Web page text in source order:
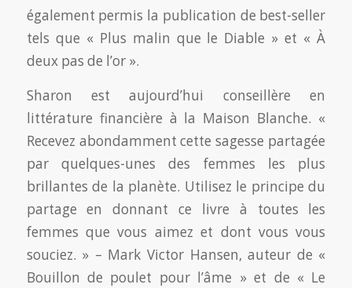
également permis la publication de best-seller
tels que « Plus malin que le Diable » et « À
deux pas de l’or ».
Sharon est aujourd’hui conseillère en
littérature financière à la Maison Blanche. «
Recevez abondamment cette sagesse partagée
par quelques-unes des femmes les plus
brillantes de la planète. Utilisez le principe du
partage en donnant ce livre à toutes les
femmes que vous aimez et dont vous vous
souciez. » – Mark Victor Hansen, auteur de «
Bouillon de poulet pour l’âme » et de « Le